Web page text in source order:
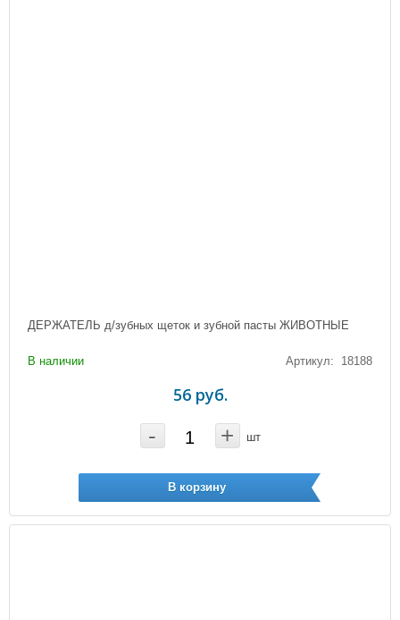
ДЕРЖАТЕЛЬ д/зубных щеток и зубной пасты ЖИВОТНЫЕ
В наличии Артикул: 18188
56 руб.
- + шт
В корзину